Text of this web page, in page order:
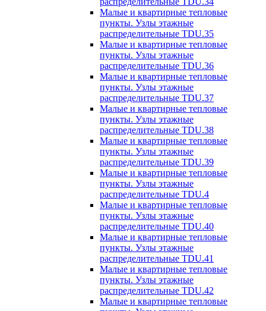
Малые и квартирные тепловые
пункты. Узлы этажные
распределительные TDU.35
Малые и квартирные тепловые
пункты. Узлы этажные
распределительные TDU.36
Малые и квартирные тепловые
пункты. Узлы этажные
распределительные TDU.37
Малые и квартирные тепловые
пункты. Узлы этажные
распределительные TDU.38
Малые и квартирные тепловые
пункты. Узлы этажные
распределительные TDU.39
Малые и квартирные тепловые
пункты. Узлы этажные
распределительные TDU.4
Малые и квартирные тепловые
пункты. Узлы этажные
распределительные TDU.40
Малые и квартирные тепловые
пункты. Узлы этажные
распределительные TDU.41
Малые и квартирные тепловые
пункты. Узлы этажные
распределительные TDU.42
Малые и квартирные тепловые